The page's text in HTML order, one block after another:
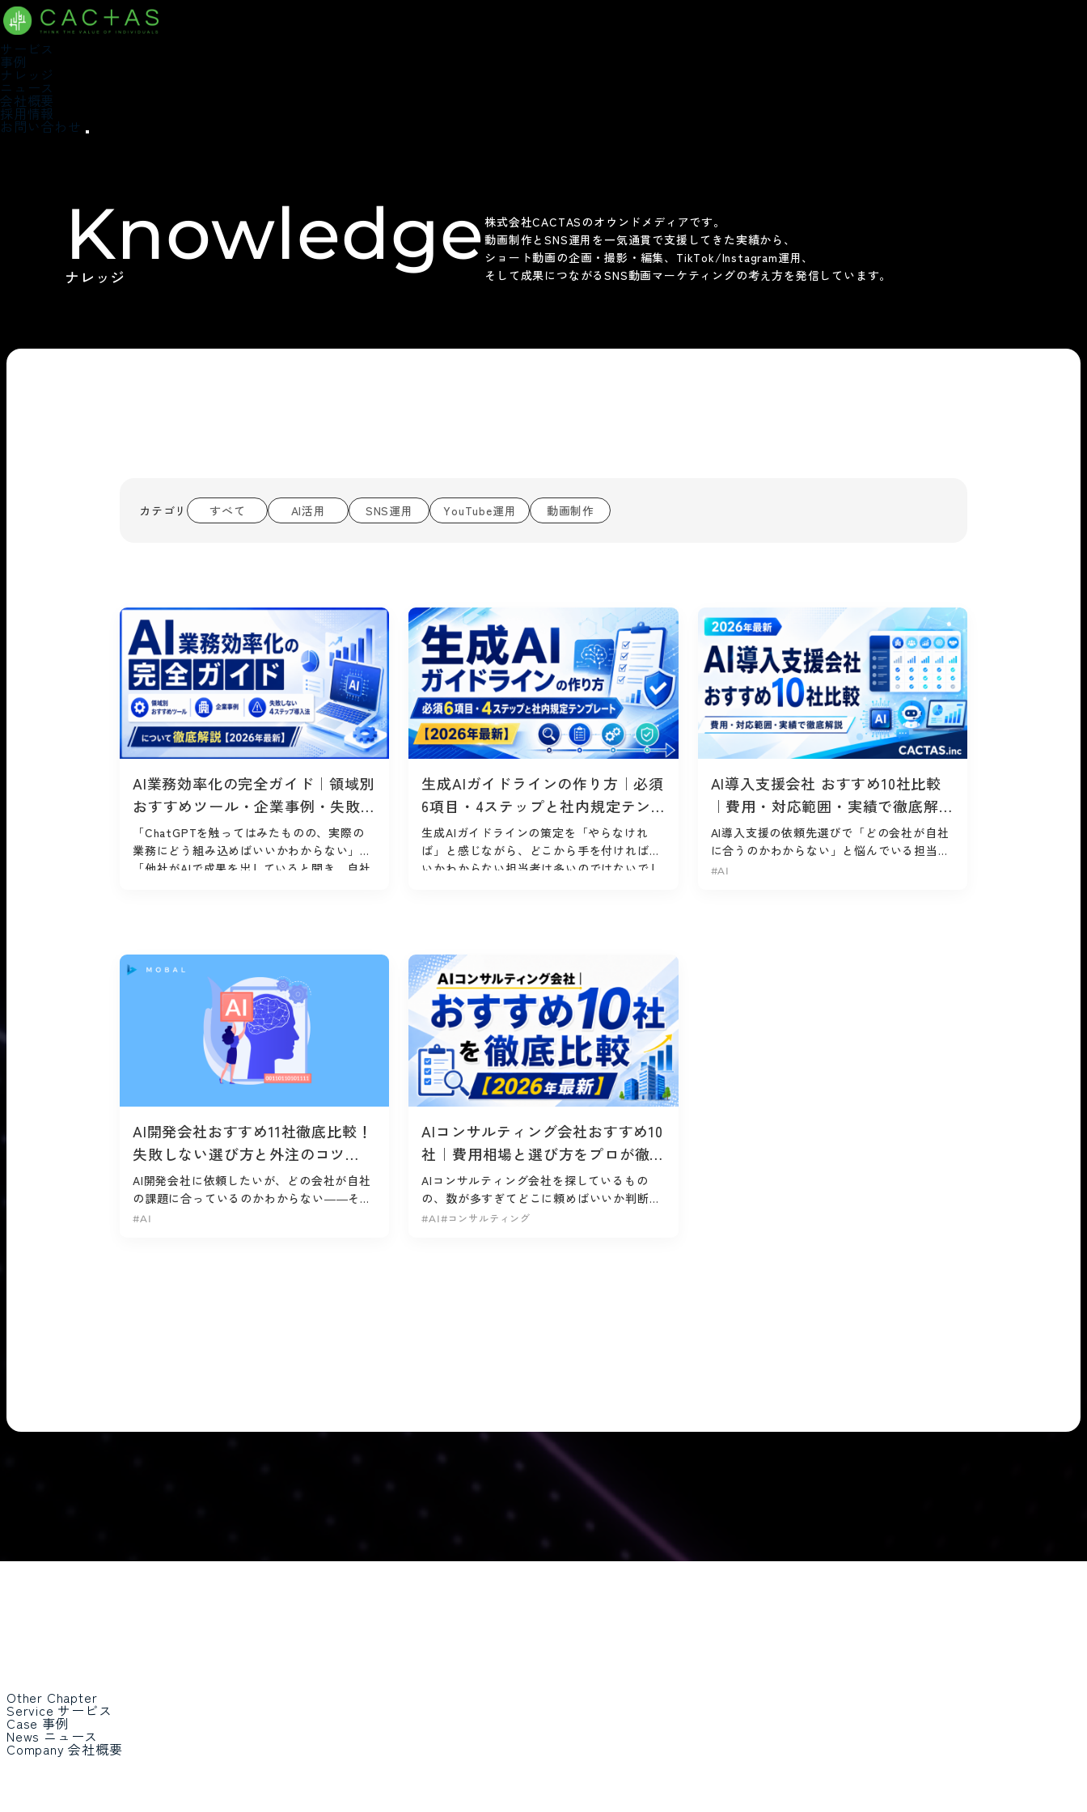
サービス
事例
ナレッジ
ニュース
会社概要
採用情報
お問い合わせ
Knowledge
ナレッジ
株式会社CACTASのオウンドメディアです。
動画制作とSNS運用を一気通貫で支援してきた実績から、
ショート動画の企画・撮影・編集、TikTok/Instagram運用、
そして成果につながるSNS動画マーケティングの考え方を発信しています。
カテゴリ すべて AI活用 SNS運用 YouTube運用 動画制作
AI業務効率化の完全ガイド｜領域別
おすすめツール・企業事例・失敗し
ない4ステップ導入法について徹底
解説【2026年最新】
「ChatGPTを触ってはみたものの、実際の
業務にどう組み込めばいいかわからない」
「他社がAIで成果を出していると聞き、自社
生成AIガイドラインの作り方｜必須
6項目・4ステップと社内規定テン
プレート【2026年最新】
生成AIガイドラインの策定を「やらなけれ
ば」と感じながら、どこから手を付ければい
いかわからない担当者は多いのではないでし
AI導入支援会社 おすすめ10社比較
｜費用・対応範囲・実績で徹底解説
【2026年最新】
AI導入支援の依頼先選びで「どの会社が自社
に合うのかわからない」と悩んでいる担当者
は、思いのほか多いのではないでしょうか。
#AI
AI開発会社おすすめ11社徹底比較！
失敗しない選び方と外注のコツ
【2026年最新】
AI開発会社に依頼したいが、どの会社が自社
の課題に合っているのかわからない——そう
感じている担当者は少なくないはずです。 AI
#AI
AIコンサルティング会社おすすめ10
社｜費用相場と選び方をプロが徹底
解説【2026年最新・比較表付き】
AIコンサルティング会社を探しているもの
の、数が多すぎてどこに頼めばいいか判断で
きずにいる方も多いのではないでしょうか。
#AI#コンサルティング
Other Chapter
Service サービス
Case 事例
News ニュース
Company会社概要